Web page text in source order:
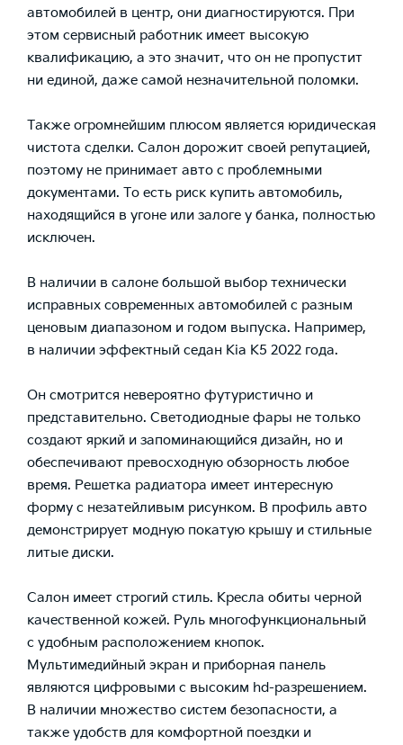
автомобилей в центр, они диагностируются. При
этом сервисный работник имеет высокую
квалификацию, а это значит, что он не пропустит
ни единой, даже самой незначительной поломки.
Также огромнейшим плюсом является юридическая
чистота сделки. Салон дорожит своей репутацией,
поэтому не принимает авто с проблемными
документами. То есть риск купить автомобиль,
находящийся в угоне или залоге у банка, полностью
исключен.
В наличии в салоне большой выбор технически
исправных современных автомобилей с разным
ценовым диапазоном и годом выпуска. Например,
в наличии эффектный седан Kia K5 2022 года.
Он смотрится невероятно футуристично и
представительно. Светодиодные фары не только
создают яркий и запоминающийся дизайн, но и
обеспечивают превосходную обзорность любое
время. Решетка радиатора имеет интересную
форму с незатейливым рисунком. В профиль авто
демонстрирует модную покатую крышу и стильные
литые диски.
Салон имеет строгий стиль. Кресла обиты черной
качественной кожей. Руль многофункциональный
с удобным расположением кнопок.
Мультимедийный экран и приборная панель
являются цифровыми с высоким hd-разрешением.
В наличии множество систем безопасности, а
также удобств для комфортной поездки и